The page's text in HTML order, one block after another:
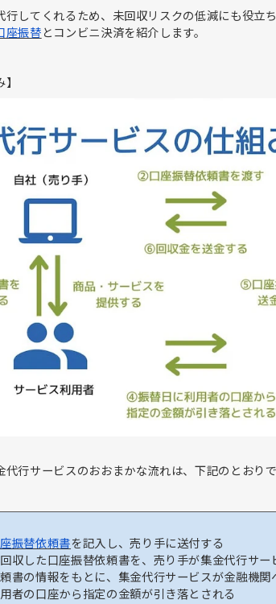
行してくれるため、未回収リスクの低減にも役立
座振替とコンビニ決済を紹介します。
行サービスのおおまかな流れは、下記のとおりで
振替依頼書を記入し、売り手に送付する
収した口座振替依頼書を、売り手が集金代行サー
書の情報をもとに、集金代行サービスが金融機関
者の口座から指定の金額が引き落とされる